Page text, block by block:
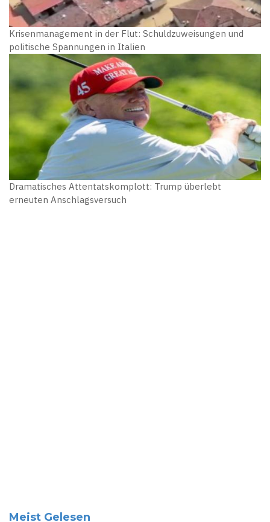
Krisenmanagement in der Flut: Schuldzuweisungen und
politische Spannungen in Italien
Dramatisches Attentatskomplott: Trump überlebt
erneuten Anschlagsversuch
Meist Gelesen